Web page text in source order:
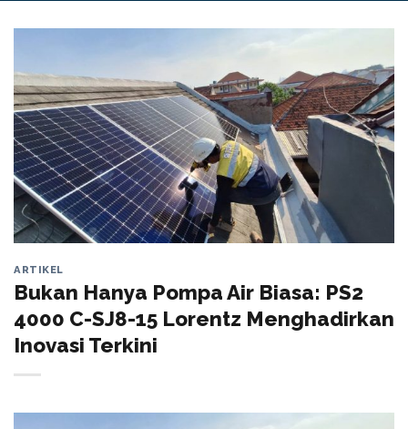
ARTIKEL
Bukan Hanya Pompa Air Biasa: PS2
4000 C-SJ8-15 Lorentz Menghadirkan
Inovasi Terkini